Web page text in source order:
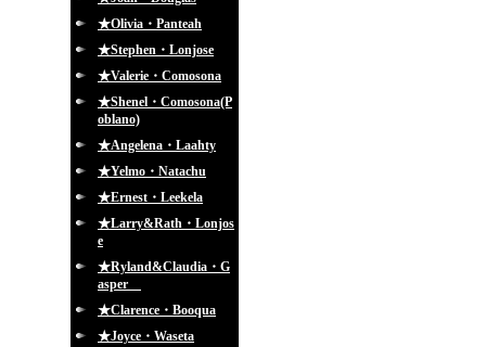
★Olivia・Panteah
★Stephen・Lonjose
★Valerie・Comosona
★Shenel・Comosona(P
oblano)
★Angelena・Laahty
★Yelmo・Natachu
★Ernest・Leekela
★Larry&Rath・Lonjos
e
★Ryland&Claudia・G
asper
★Clarence・Booqua
★Joyce・Waseta